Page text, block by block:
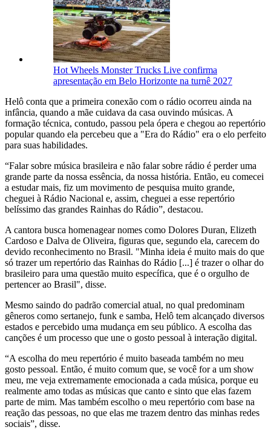
Hot Wheels Monster Trucks Live confirma
apresentação em Belo Horizonte na turnê 2027
Helô conta que a primeira conexão com o rádio ocorreu ainda na
infância, quando a mãe cuidava da casa ouvindo músicas. A
formação técnica, contudo, passou pela ópera e chegou ao repertório
popular quando ela percebeu que a "Era do Rádio" era o elo perfeito
para suas habilidades.
“Falar sobre música brasileira e não falar sobre rádio é perder uma
grande parte da nossa essência, da nossa história. Então, eu comecei
a estudar mais, fiz um movimento de pesquisa muito grande,
cheguei à Rádio Nacional e, assim, cheguei a esse repertório
belíssimo das grandes Rainhas do Rádio”, destacou.
A cantora busca homenagear nomes como Dolores Duran, Elizeth
Cardoso e Dalva de Oliveira, figuras que, segundo ela, carecem do
devido reconhecimento no Brasil. "Minha ideia é muito mais do que
só trazer um repertório das Rainhas do Rádio [...] é trazer o olhar do
brasileiro para uma questão muito específica, que é o orgulho de
pertencer ao Brasil", disse.
Mesmo saindo do padrão comercial atual, no qual predominam
gêneros como sertanejo, funk e samba, Helô tem alcançado diversos
estados e percebido uma mudança em seu público. A escolha das
canções é um processo que une o gosto pessoal à interação digital.
“A escolha do meu repertório é muito baseada também no meu
gosto pessoal. Então, é muito comum que, se você for a um show
meu, me veja extremamente emocionada a cada música, porque eu
realmente amo todas as músicas que canto e sinto que elas fazem
parte de mim. Mas também escolho o meu repertório com base na
reação das pessoas, no que elas me trazem dentro das minhas redes
sociais”, disse.